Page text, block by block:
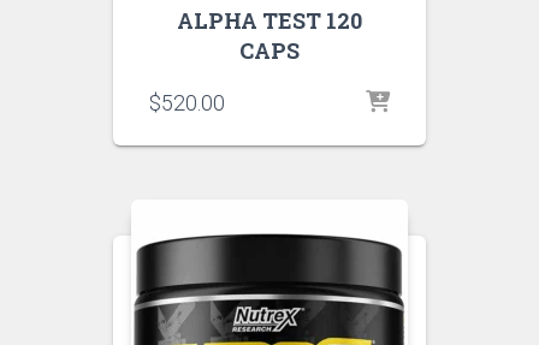
ALPHA TEST 120
CAPS
$520.00